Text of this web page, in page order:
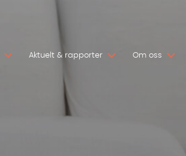
Aktuelt & rapporter Om oss